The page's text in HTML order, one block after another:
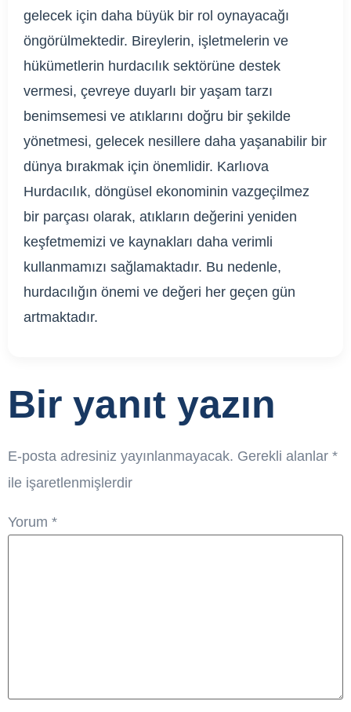
gelecek için daha büyük bir rol oynayacağı
öngörülmektedir. Bireylerin, işletmelerin ve
hükümetlerin hurdacılık sektörüne destek
vermesi, çevreye duyarlı bir yaşam tarzı
benimsemesi ve atıklarını doğru bir şekilde
yönetmesi, gelecek nesillere daha yaşanabilir bir
dünya bırakmak için önemlidir. Karlıova
Hurdacılık, döngüsel ekonominin vazgeçilmez
bir parçası olarak, atıkların değerini yeniden
keşfetmemizi ve kaynakları daha verimli
kullanmamızı sağlamaktadır. Bu nedenle,
hurdacılığın önemi ve değeri her geçen gün
artmaktadır.
Bir yanıt yazın
E-posta adresiniz yayınlanmayacak. Gerekli alanlar *
ile işaretlenmişlerdir
Yorum *